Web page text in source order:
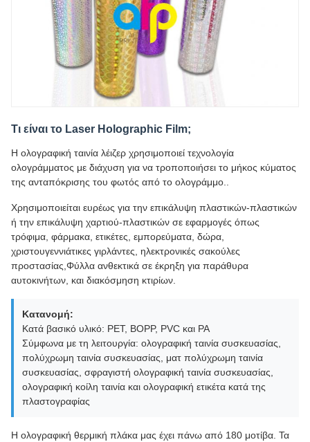
Τι είναι το Laser Holographic Film;
Η ολογραφική ταινία λέιζερ χρησιμοποιεί τεχνολογία
ολογράμματος με διάχυση για να τροποποιήσει το μήκος κύματος
της ανταπόκρισης του φωτός από το ολογράμμο..
Χρησιμοποιείται ευρέως για την επικάλυψη πλαστικών-πλαστικών
ή την επικάλυψη χαρτιού-πλαστικών σε εφαρμογές όπως
τρόφιμα, φάρμακα, ετικέτες, εμπορεύματα, δώρα,
χριστουγεννιάτικες γιρλάντες, ηλεκτρονικές σακούλες
προστασίας,Φύλλα ανθεκτικά σε έκρηξη για παράθυρα
αυτοκινήτων, και διακόσμηση κτιρίων.
Κατανομή:
Κατά βασικό υλικό: PET, BOPP, PVC και PA
Σύμφωνα με τη λειτουργία: ολογραφική ταινία συσκευασίας,
πολύχρωμη ταινία συσκευασίας, ματ πολύχρωμη ταινία
συσκευασίας, σφραγιστή ολογραφική ταινία συσκευασίας,
ολογραφική κοίλη ταινία και ολογραφική ετικέτα κατά της
πλαστογραφίας
Η ολογραφική θερμική πλάκα μας έχει πάνω από 180 μοτίβα. Τα